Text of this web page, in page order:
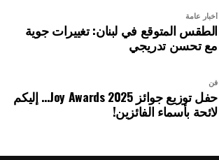
أخبار عامة
الطقس المتوقع في لبنان: تغييرات جوية
مع تحسن تدريجي
فن
حفل توزيع جوائز Joy Awards 2025… إليكم
لائحة بأسماء الفائزين!